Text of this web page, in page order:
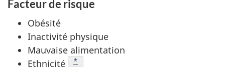
Facteur de risque
Obésité
Inactivité physique
Mauvaise alimentation
Ethnicité
Note de bas de page
*